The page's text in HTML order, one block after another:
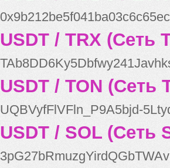
USDT / TRX (Сеть
USDT / TON (Сеть
UQBVyfFlVFln_P9A5bjd-
USDT / SOL (Сеть